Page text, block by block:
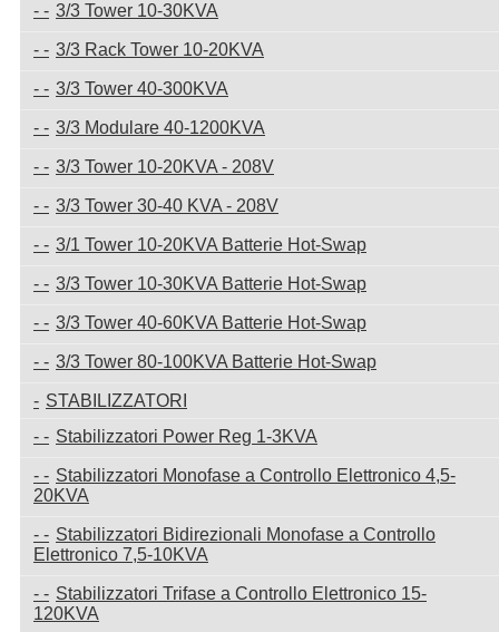
3/3 Tower 10-30KVA
3/3 Rack Tower 10-20KVA
3/3 Tower 40-300KVA
3/3 Modulare 40-1200KVA
3/3 Tower 10-20KVA - 208V
3/3 Tower 30-40 KVA - 208V
3/1 Tower 10-20KVA Batterie Hot-Swap
3/3 Tower 10-30KVA Batterie Hot-Swap
3/3 Tower 40-60KVA Batterie Hot-Swap
3/3 Tower 80-100KVA Batterie Hot-Swap
STABILIZZATORI
Stabilizzatori Power Reg 1-3KVA
Stabilizzatori Monofase a Controllo Elettronico 4,5-
20KVA
Stabilizzatori Bidirezionali Monofase a Controllo
Elettronico 7,5-10KVA
Stabilizzatori Trifase a Controllo Elettronico 15-
120KVA